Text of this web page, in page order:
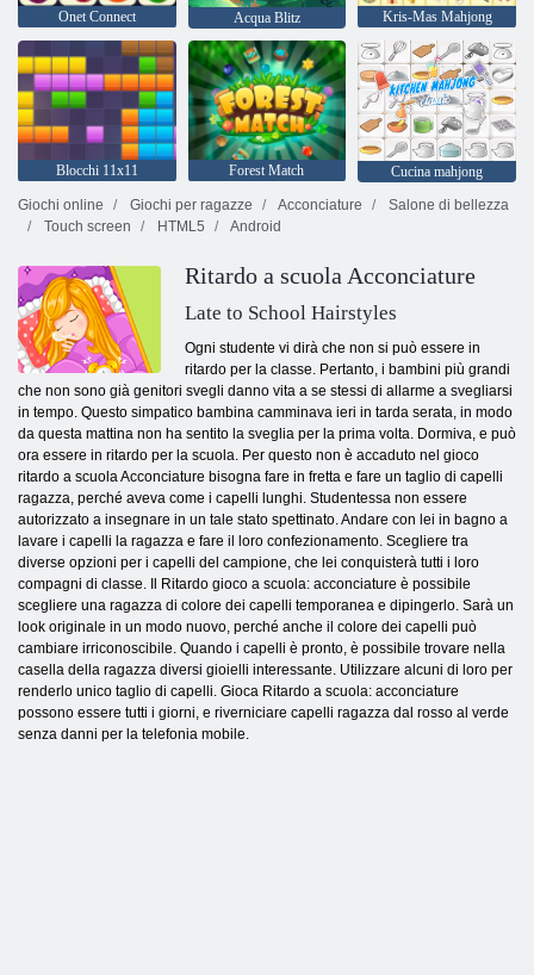
Onet Connect Acqua Blitz Kris-Mas Mahjong
Blocchi 11x11 Forest Match
Cucina mahjong
Giochi online
Giochi per ragazze Acconciature
Salone di bellezza
Touch screen
HTML5 Android
Ritardo a scuola Acconciature
Late to School Hairstyles
Ogni studente vi dirà che non si può essere in
ritardo per la classe. Pertanto, i bambini più grandi
che non sono già genitori svegli danno vita a se stessi di allarme a svegliarsi
in tempo. Questo simpatico bambina camminava ieri in tarda serata, in modo
da questa mattina non ha sentito la sveglia per la prima volta. Dormiva, e può
ora essere in ritardo per la scuola. Per questo non è accaduto nel gioco
ritardo a scuola Acconciature bisogna fare in fretta e fare un taglio di capelli
ragazza, perché aveva come i capelli lunghi. Studentessa non essere
autorizzato a insegnare in un tale stato spettinato. Andare con lei in bagno a
lavare i capelli la ragazza e fare il loro confezionamento. Scegliere tra
diverse opzioni per i capelli del campione, che lei conquisterà tutti i loro
compagni di classe. Il Ritardo gioco a scuola: acconciature è possibile
scegliere una ragazza di colore dei capelli temporanea e dipingerlo. Sarà un
look originale in un modo nuovo, perché anche il colore dei capelli può
cambiare irriconoscibile. Quando i capelli è pronto, è possibile trovare nella
casella della ragazza diversi gioielli interessante. Utilizzare alcuni di loro per
renderlo unico taglio di capelli. Gioca Ritardo a scuola: acconciature
possono essere tutti i giorni, e riverniciare capelli ragazza dal rosso al verde
senza danni per la telefonia mobile.